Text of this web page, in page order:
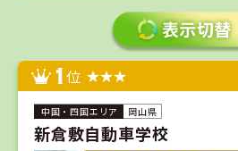
1位
岡山県
新倉敷自動車学校